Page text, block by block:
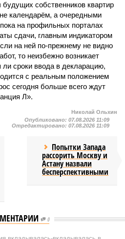
собственников квартир
календарём, а очередными
на профильных порталах
сдачи, главным индикатором
на ней по-прежнему не видно
то неизбежно возникает
сроки ввода в декларацию,
с реальным положением
сегодня больше всего ждут
Л».
Николай Ольхин
Опубликовано: 07.08.2026 11:09
Отредактировано: 07.08.2026 11:09
Попытки Запада
рассорить Москву и
Астану назвали
бесперспективными
0